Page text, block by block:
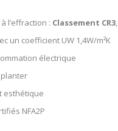
l’effraction : Classement CR3,
un coefficient UW 1,4W/m²K
électrique
esthétique
NFA2P